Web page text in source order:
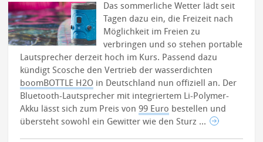
Das sommerliche Wetter lädt seit
Tagen dazu ein, die Freizeit nach
Möglichkeit im Freien zu
verbringen und so stehen portable
Lautsprecher derzeit hoch im Kurs. Passend dazu
kündigt Scosche den Vertrieb der wasserdichten
boomBOTTLE H2O in Deutschland nun offiziell an. Der
Bluetooth-Lautsprecher mit integriertem Li-Polymer-
Akku lässt sich zum Preis von99 Euro bestellen und
übersteht sowohl ein Gewitter wie den Sturz ...